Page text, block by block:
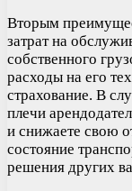
Вторым
затрат на
собственного
расходы на его
страхование. В
плечи
и снижаете свою
состояние
решения других